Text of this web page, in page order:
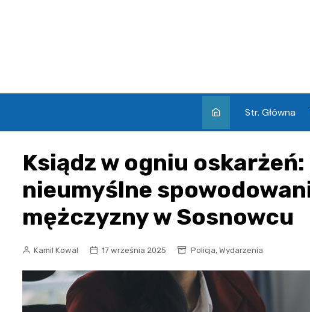
Str. Główna
Ksiądz w ogniu
nieumyślne
mężczyzny w Sosnowcu
Kamil Kowal 17 września 2025 Policja, Wydarzenia